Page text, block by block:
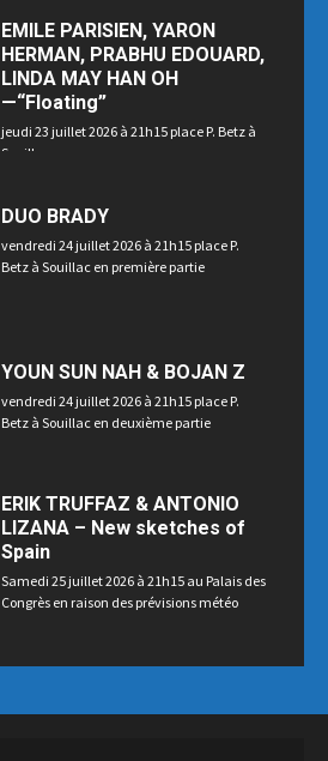
EMILE PARISIEN, YARON
HERMAN, PRABHU EDOUARD,
LINDA MAY HAN OH
—“Floating”
jeudi 23 juillet 2026 à 21h15 place P. Betz à
Souillac
DUO BRADY
vendredi 24 juillet 2026 à 21h15 place P.
Betz à Souillac en première partie
YOUN SUN NAH & BOJAN Z
vendredi 24 juillet 2026 à 21h15 place P.
Betz à Souillac en deuxième partie
ERIK TRUFFAZ & ANTONIO
LIZANA – New sketches of
Spain
Samedi 25 juillet 2026 à 21h15 au Palais des
Congrès en raison des prévisions météo